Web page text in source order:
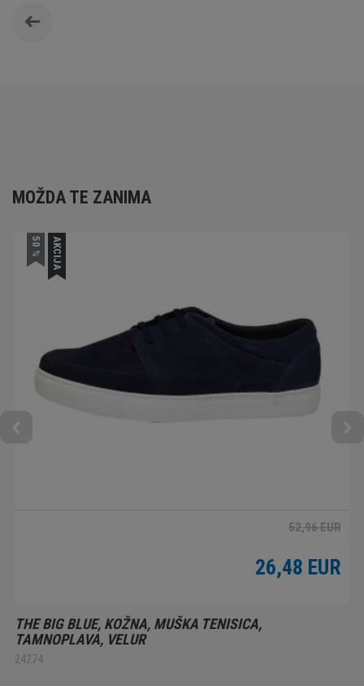
MOŽDA TE ZANIMA
52,96 EUR
26,48 EUR
THE BIG BLUE, KOŽNA, MUŠKA TENISICA,
TAMNOPLAVA, VELUR
24274
50 % AKCIJA